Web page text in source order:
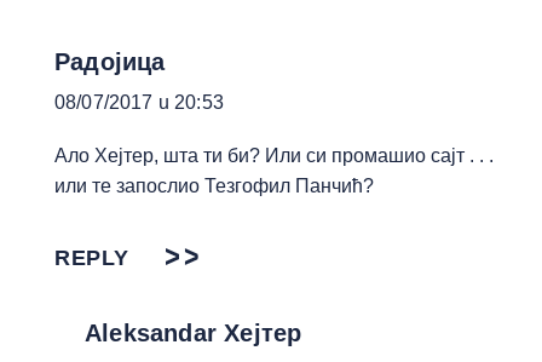
Радојица
08/07/2017 u 20:53
Ало Хејтер, шта ти би? Или си промашио сајт . . .
или те запослио Тезгофил Панчић?
REPLY
Aleksandar Хејтер